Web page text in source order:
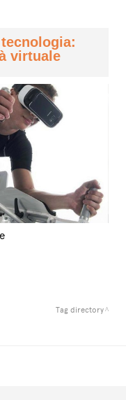
virtuale
Tag directory